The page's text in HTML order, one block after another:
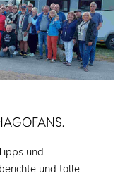
und
und tolle